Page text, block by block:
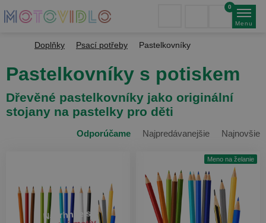
0
Menu
Doplňky Psací potřeby Pastelkovníky
Pastelkovníky s potiskem
Dřevěné pastelkovníky jako originální
stojany na pastelky pro děti
Odporúčame Najpredávanejšie Najnovšie
Navrhnite si
Meno na želanie